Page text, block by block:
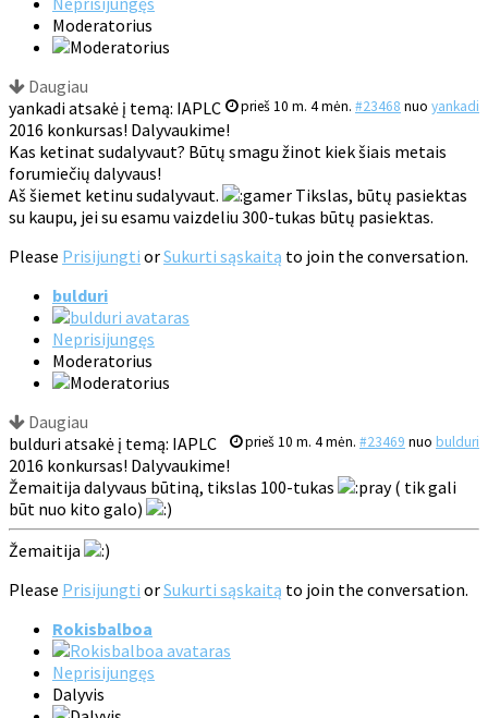
Moderatorius
Daugiau
prieš 10 m. 4 mėn. #23468 nuo yankadi
yankadi atsakė į temą: IAPLC
2016 konkursas! Dalyvaukime!
Kas ketinat sudalyvaut? Būtų smagu žinot kiek šiais metais
forumiečių dalyvaus!
Aš šiemet ketinu sudalyvaut.
Tikslas, būtų pasiektas
su kaupu, jei su esamu vaizdeliu 300-tukas būtų pasiektas.
Please Prisijungti orSukurti sąskaitą to join the conversation.
bulduri
Neprisijungęs
Moderatorius
Daugiau
prieš 10 m. 4 mėn. #23469 nuo bulduri
bulduri atsakė į temą: IAPLC
2016 konkursas! Dalyvaukime!
Žemaitija dalyvaus būtiną, tikslas 100-tukas
( tik gali
būt nuo kito galo)
Žemaitija
Please Prisijungti orSukurti sąskaitą to join the conversation.
Rokisbalboa
Neprisijungęs
Dalyvis